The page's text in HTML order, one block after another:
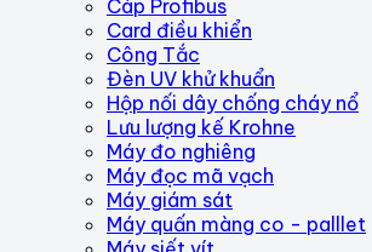
Cáp Profibus
Card điều khiển
Công Tắc
Đèn UV khử khuẩn
Hộp nối dây chống cháy nổ
Lưu lượng kế Krohne
Máy đo nghiêng
Máy đọc mã vạch
Máy giám sát
Máy quấn màng co - palllet